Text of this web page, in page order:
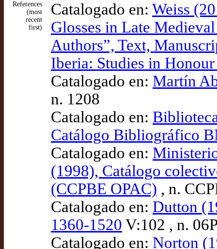
References
(most
recent
first)
Catalogado en: Weiss
Glosses in Late
Authors”, Text,
Iberia: Studies in
Catalogado en: Martín
n. 1208
Catalogado en:
Catálogo Bibliográfico
Catalogado en:
(1998), Catálogo
(CCPBE OPAC) , n.
Catalogado en: Dutton
1360-1520 V:102 , n.
Catalogado en: Norton